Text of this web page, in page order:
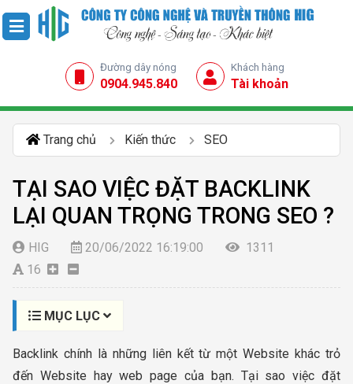
Đường dây nóng
0904.945.840
Khách hàng
Tài khoản
Trang chủ Kiến thức SEO
TẠI SAO VIỆC ĐẶT BACKLINK
LẠI QUAN TRỌNG TRONG SEO ?
HIG 20/06/2022 16:19:00
1311
16
MỤC LỤC
Backlink chính là những liên kết từ một Website khác trỏ
đến Website hay web page của bạn. Tại sao việc đặt